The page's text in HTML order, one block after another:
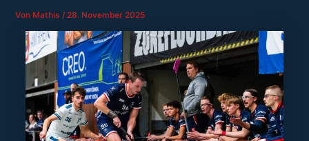
Von Mathis/28. November 2025